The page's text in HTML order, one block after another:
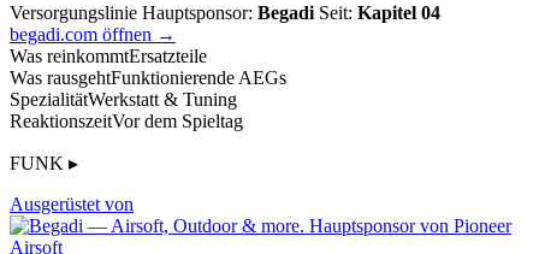
Versorgungslinie Hauptsponsor: Begadi Seit: Kapitel 04
begadi.com öffnen →
Was reinkommtErsatzteile
Was rausgehtFunktionierende AEGs
SpezialitätWerkstatt & Tuning
ReaktionszeitVor dem Spieltag
FUNK ▸
Ausgerüstet von